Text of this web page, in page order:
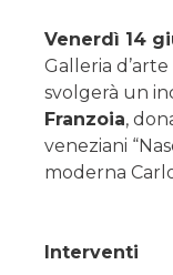
Venerdì 14
Galleria
svolgerà un
Franzoia,
veneziani
moderna
Interventi